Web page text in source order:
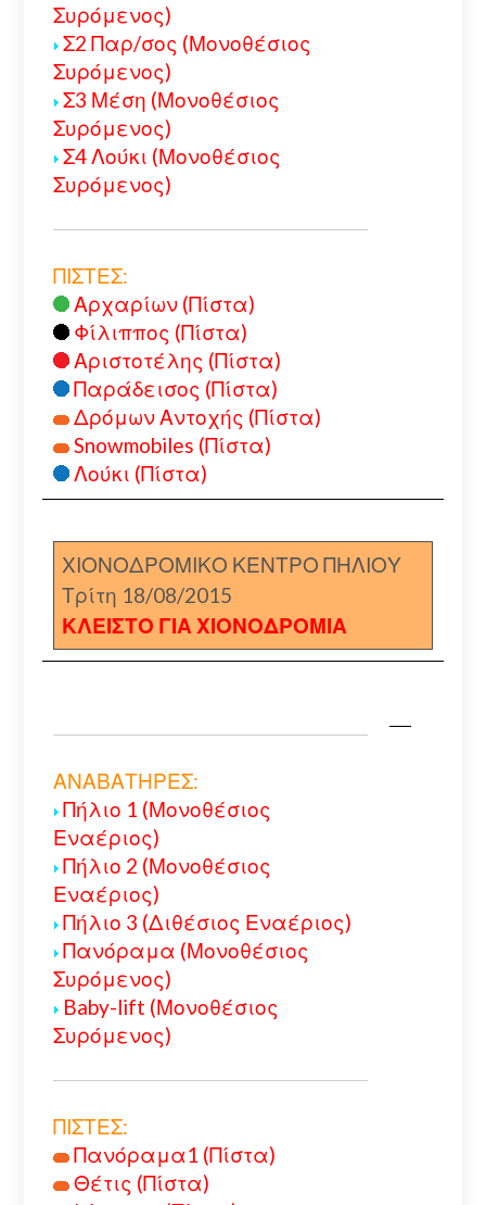
Συρόμενος)
Σ2 Παρ/σος (Μονοθέσιος
Συρόμενος)
Σ3 Μέση (Μονοθέσιος
Συρόμενος)
Σ4 Λούκι (Μονοθέσιος
Συρόμενος)
ΠΙΣΤΕΣ:
Αρχαρίων (Πίστα)
Φίλιππος (Πίστα)
Αριστοτέλης (Πίστα)
Παράδεισος (Πίστα)
Δρόμων Αντοχής (Πίστα)
Snowmobiles (Πίστα)
Λούκι (Πίστα)
ΧΙΟΝΟΔΡΟΜΙΚΟ ΚΕΝΤΡΟ ΠΗΛΙΟΥ
Τρίτη 18/08/2015
ΚΛΕΙΣΤΟ ΓΙΑ ΧΙΟΝΟΔΡΟΜΙΑ
ΑΝΑΒΑΤΗΡΕΣ:
Πήλιο 1 (Μονοθέσιος
Εναέριος)
Πήλιο 2 (Μονοθέσιος
Εναέριος)
Πήλιο 3 (Διθέσιος Εναέριος)
Πανόραμα (Μονοθέσιος
Συρόμενος)
Baby-lift (Μονοθέσιος
Συρόμενος)
ΠΙΣΤΕΣ:
Πανόραμα1 (Πίστα)
Θέτις (Πίστα)